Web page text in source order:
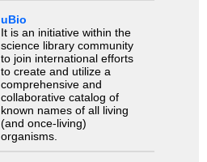
uBio
It is an initiative within the
science library community
to join international efforts
to create and utilize a
comprehensive and
collaborative catalog of
known names of all living
(and once-living)
organisms.